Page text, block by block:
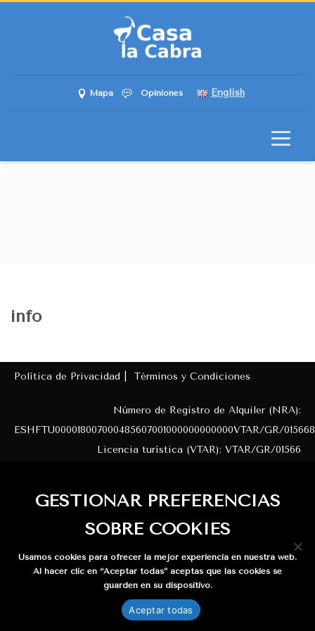
Mapa Opiniones English
info
Política de Privacidad | Términos y Condiciones
Número de Registro de Alquiler (NRA):
ESHFTU000018007000485607001000000000000VTAR/GR/015668
Licencia turística (VTAR): VTAR/GR/01566
Rights Reserved.
Website provided bySpud Media
GESTIONAR PREFERENCIAS
SOBRE COOKIES
Usamos cookies para ofrecer la mejor experiencia en nuestra web.
Al hacer clic en “Aceptar todas” aceptas que las cookies se
guarden en su dispositivo.
Aceptar todas